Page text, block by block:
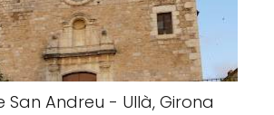
San Andreu - Ullà, Girona